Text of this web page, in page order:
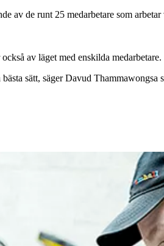
av de runt 25 medarbetare som
av läget med enskilda medarbetare.
sätt, säger Davud